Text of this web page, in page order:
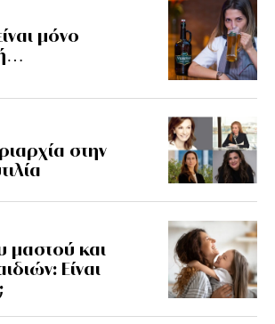
μόνο
στην
μαστού και
Είναι